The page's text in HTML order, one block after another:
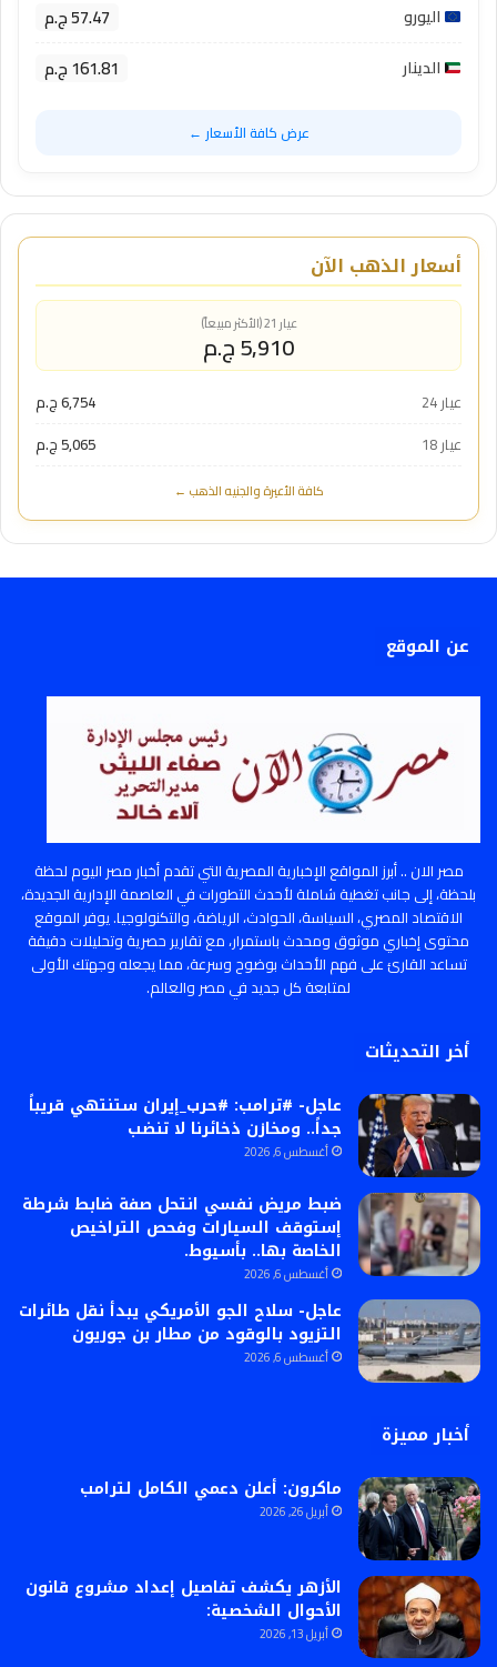
اليورو 57.47 ج.م
الدينار 161.81 ج.م
عرض كافة الأسعار ←
أسعار الذهب الآن
عيار 21 (الأكثر مبيعاً)
5,910 ج.م
عيار 24
6,754 ج.م
عيار 18
5,065 ج.م
كافة الأعيرة والجنيه الذهب ←
عن الموقع
مصر الان .. أبرز المواقع الإخبارية المصرية التي تقدم أخبار مصر اليوم لحظة
بلحظة، إلى جانب تغطية شاملة لأحدث التطورات في العاصمة الإدارية الجديدة،
الاقتصاد المصري، السياسة، الحوادث، الرياضة، والتكنولوجيا. يوفر الموقع
محتوى إخباري موثوق ومحدث باستمرار، مع تقارير حصرية وتحليلات دقيقة
تساعد القارئ على فهم الأحداث بوضوح وسرعة، مما يجعله وجهتك الأولى
لمتابعة كل جديد في مصر والعالم.
أخر التحديثات
عاجل- #ترامب: #حرب_إيران ستنتهي قريباً
جداً.. ومخازن ذخائرنا لا تنضب
أغسطس 6, 2026
ضبط مريض نفسي انتحل صفة ضابط شرطة
إستوقف السيارات وفحص التراخيص
الخاصة بها.. بأسيوط.
أغسطس 6, 2026
عاجل- سلاح الجو الأمريكي يبدأ نقل طائرات
التزيود بالوقود من مطار بن جوريون
أغسطس 6, 2026
أخبار مميزة
ماكرون: أعلن دعمي الكامل لترامب
أبريل 26, 2026
الأزهر يكشف تفاصيل إعداد مشروع قانون
الأحوال الشخصية:
أبريل 13, 2026